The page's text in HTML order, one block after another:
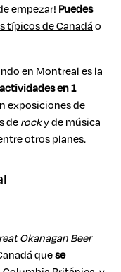
empezar! Puedes
típicos de Canadáo
en Montreal es la
en 1
exposiciones de
derocky de música
otros planes.
Okanagan Beer
quese